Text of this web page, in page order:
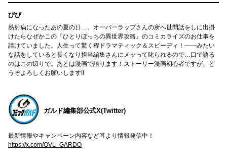
びび
熱射病になったあの夏の日…。オーバーラップさんの所へ世間話をしに出掛
けたらなぜかこの『ひとりぼっちの異世界攻略』のコミカライズのお仕事を
請けていました。人生って驚く程ドラマティック＆スピーディ！――みたい
な話をしていると長くなり担当編集さんにメッって叱られるので…口で語る
のはこの辺りで。あとは漫画で語ります！ストーリー漫画初心者ですが、ど
うぞよろしくお願いします!!
ガルド編集部公式X(Twitter)
最新情報やキャンペーン内容など耳より情報発信中！
https://x.com/OVL_GARDO